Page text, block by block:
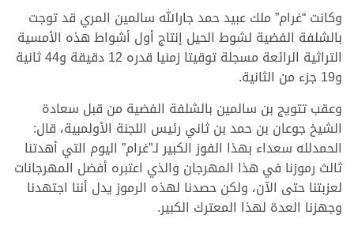
وكانت “غرام” ملك عبيد حمد جارالله سالمين المري قد توجت
بالشلفة الفضية لشوط الحيل إنتاج أول أشواط هذه الأمسية
التراثية الرائعة مسجلة توقيتا زمنيا قدره 12 دقيقة و44 ثانية
و19 جزء من الثانية.
وعقب تتويج بن سالمين بالشلفة الفضية من قبل سعادة
الشيخ جوعان بن حمد بن ثاني رئيس اللجنة الأولمبية، قال:
الحمدلله سعداء بهذا الفوز الكبير لـ”غرام” اليوم التي أهدتنا
ثالث رموزنا في هذا المهرجان والذي اعتبره أفضل المهرجانات
لعزبتنا حتى الآن، ولكن حصدنا لهذه الرموز يدل أننا اجتهدنا
وجهزنا العدة لهذا المعترك الكبير.